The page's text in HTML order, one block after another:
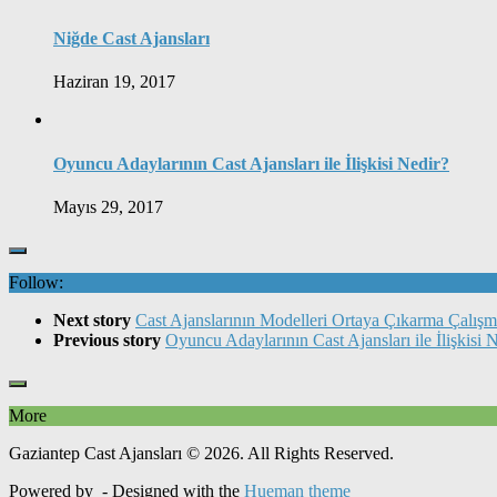
Niğde Cast Ajansları
Haziran 19, 2017
Oyuncu Adaylarının Cast Ajansları ile İlişkisi Nedir?
Mayıs 29, 2017
Follow:
Next story Cast Ajanslarının Modelleri Ortaya Çıkarma
Previous story Oyuncu Adaylarının Cast Ajansları ile İlişkisi
More
Gaziantep Cast Ajansları © 2026. All Rights Reserved.
Powered by - Designed with the Hueman theme